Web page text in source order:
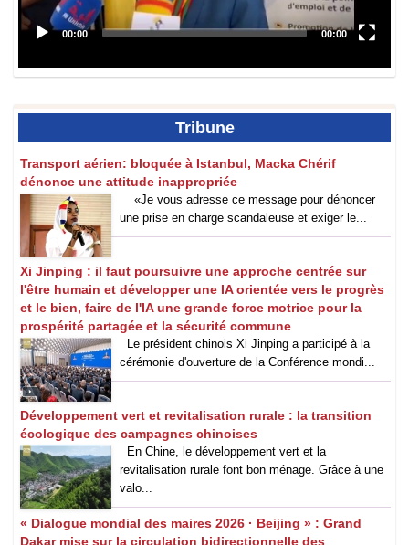
Tribune
Transport aérien: bloquée à Istanbul, Macka Chérif
dénonce une attitude inappropriée
«Je vous adresse ce message pour dénoncer
une prise en charge scandaleuse et exiger le...
Xi Jinping : il faut poursuivre une approche centrée sur
l'être humain et développer une IA orientée vers le progrès
et le bien, faire de l'IA une grande force motrice pour la
prospérité partagée et la sécurité commune
Le président chinois Xi Jinping a participé à la
cérémonie d'ouverture de la Conférence mondi...
Développement vert et revitalisation rurale : la transition
écologique des campagnes chinoises
En Chine, le développement vert et la
revitalisation rurale font bon ménage. Grâce à une
valo...
« Dialogue mondial des maires 2026 · Beijing » : Grand
Dakar mise sur la circulation bidirectionnelle des